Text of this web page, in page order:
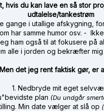
hvis du kan lave en så stor
udtalelse/tankestrøm
gange i utallige afskygning,
har samme humor osv. -
ham også til at fokusere på
alle i jorden og bekræfter
Men det jeg rent faktisk gør, er
1. Nedbryde mit eget
plan (Du undgår
Min date vælger at slå op